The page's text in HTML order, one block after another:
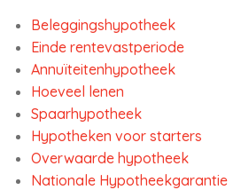
Beleggingshypotheek
Einde rentevastperiode
Annuïteitenhypotheek
Hoeveel lenen
Spaarhypotheek
Hypotheken voor starters
Overwaarde hypotheek
Nationale Hypotheekgarantie